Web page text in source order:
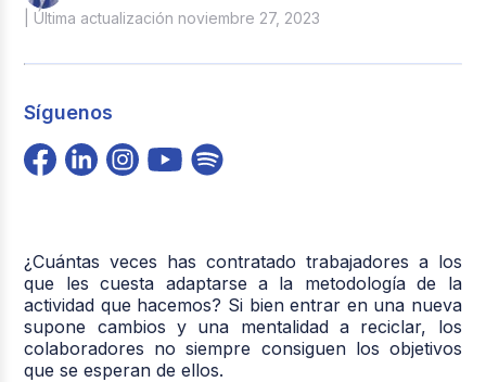
| Última actualización noviembre 27, 2023
Síguenos
¿Cuántas veces has contratado trabajadores a los
que les cuesta adaptarse a la metodología de la
actividad que hacemos? Si bien entrar en una nueva
supone cambios y una mentalidad a reciclar, los
colaboradores no siempre consiguen los objetivos
que se esperan de ellos.